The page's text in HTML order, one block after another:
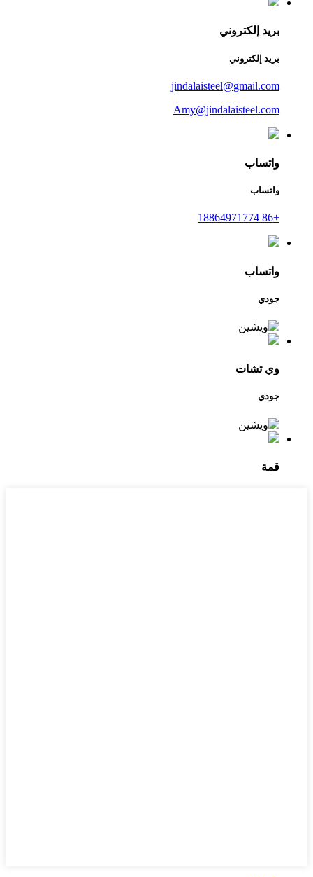
بريد إلكتروني
بريد إلكتروني
jindalaisteel@gmail.com
Amy@jindalaisteel.com
واتساب
واتساب
+86 18864971774
واتساب
جودي
وي تشات
جودي
قمة